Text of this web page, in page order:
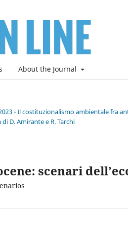
About the Journal
2023 - Il costituzionalismo ambientale fra
D. Amirante e R. Tarchi
scenari